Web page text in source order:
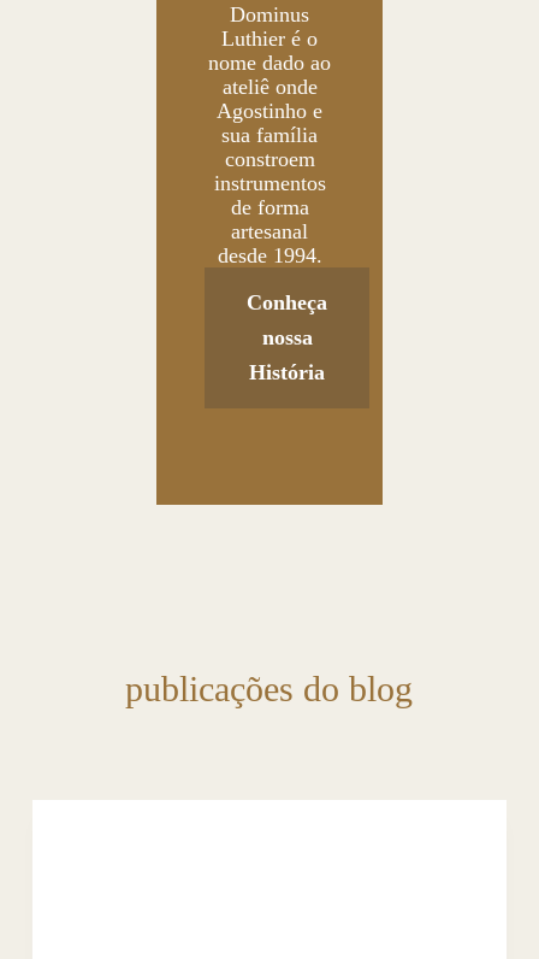
Dominus
Luthier é o
nome dado ao
ateliê onde
Agostinho e
sua família
constroem
instrumentos
de forma
artesanal
desde 1994.
Conheça
nossa
História
publicações do blog